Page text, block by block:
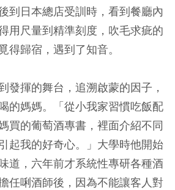
到日本總店受訓時，看到餐廳內
用尺量到精準刻度，吹毛求疵的
得歸宿，遇到了知音。
發揮的舞台，追溯啟蒙的因子，
的媽媽。「從小我家習慣吃飯配
買的葡萄酒專書，裡面介紹不同
起我的好奇心。」大學時他開始
道，六年前才系統性專研各種酒
任唎酒師後，因為不能讓客人對